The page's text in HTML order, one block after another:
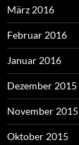
März 2016
Februar 2016
Januar 2016
Dezember 2015
November 2015
Oktober 2015